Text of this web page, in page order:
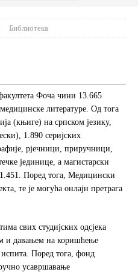
Библиотека
Фочa чини 13.665
литературе. Од тога
(књиге) на српском језику,
1.890 серијских
рјечници, приручници,
јединице, а магистарски
Поред тога, Медицински
те је могућа онлајн претрага
свих студијских одсјека
и давањем на коришћење
Поред тога, фонд
усавршавање